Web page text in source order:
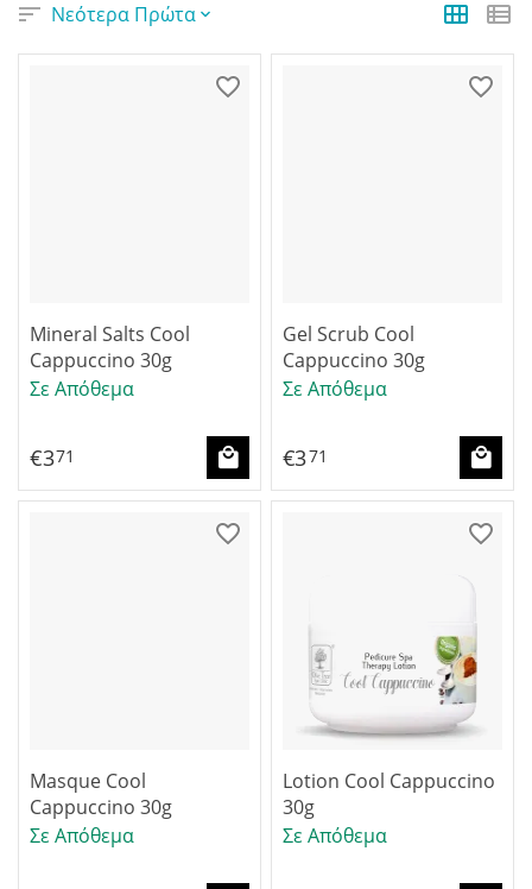
Νεότερα Πρώτα
Mineral Salts Cool
Cappuccino 30g
Σε Απόθεμα
€371
Gel Scrub Cool
Cappuccino 30g
Σε Απόθεμα
€371
Masque Cool
Cappuccino 30g
Σε Απόθεμα
Lotion Cool Cappuccino
30g
Σε Απόθεμα